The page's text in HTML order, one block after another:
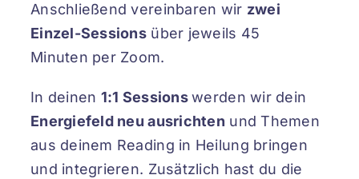
Anschließend vereinbaren wir zwei
Einzel-Sessions über jeweils 45
Minuten per Zoom.
In deinen 1:1 Sessionswerden wir dein
Energiefeld neu ausrichten und Themen
aus deinem Reading in Heilung bringen
und integrieren. Zusätzlich hast du die